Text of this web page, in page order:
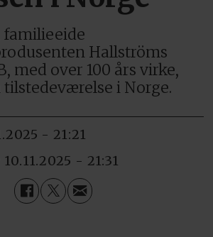
familieeide
Hallströms
med over 100 års virke,
i Norge.
- 21:21
10.11.2025 - 21:31